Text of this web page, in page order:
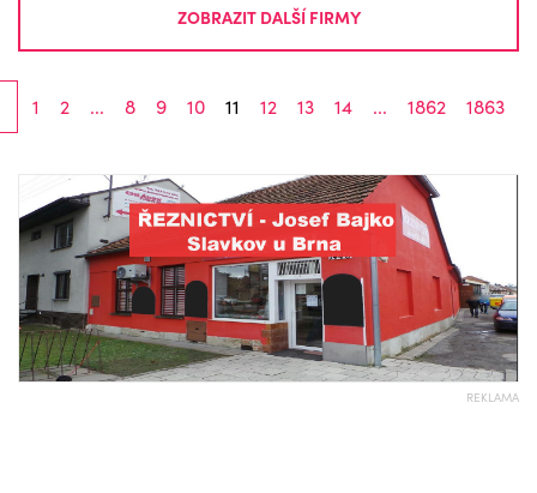
ZOBRAZIT DALŠÍ FIRMY
1 2 ... 8 9 10 11 12 13 14 ... 1862 1863
REKLAMA